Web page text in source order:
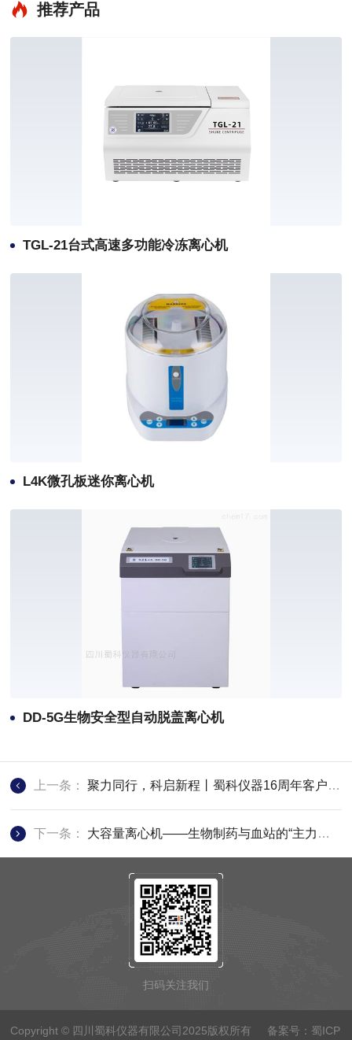
推荐产品
TGL-21台式高速多功能冷冻离心机
L4K微孔板迷你离心机
DD-5G生物安全型自动脱盖离心机
上一条：聚力同行，科启新程丨蜀科仪器16周年客户交流暨新品发布会圆满成功！
下一条： 大容量离心机——生物制药与血站的“主力工兵”
扫码关注我们
Copyright © 四川蜀科仪器有限公司2025版权所有 备案号： 蜀ICP